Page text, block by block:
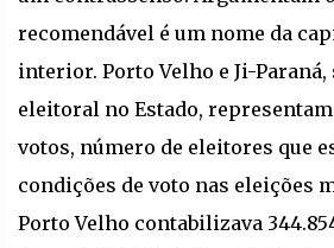
recomendável é um nome da
interior. Porto Velho e Ji-
eleitoral no Estado, representam
votos, número de eleitores que
condições de voto nas eleições
Porto Velho contabilizava